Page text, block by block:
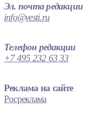
Эл. почта редакции
info@vesti.ru
Телефон редакции
+7 495 232 63 33
Реклама на сайте
Росреклама